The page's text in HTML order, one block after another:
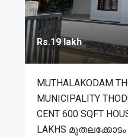
Rs.19 lakh
MUTHALAKODAM
MUNICIPALITY
CENT 600 SQFT
LAKHS